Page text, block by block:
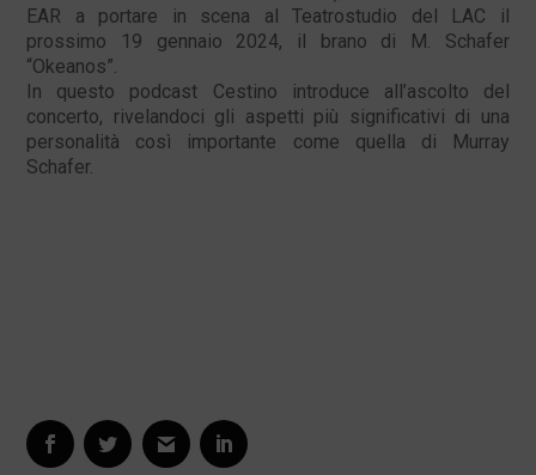
EAR a portare in scena al Teatrostudio del LAC il
prossimo 19 gennaio 2024, il brano di M. Schafer
“Okeanos”.
In questo podcast Cestino introduce all’ascolto del
concerto, rivelandoci gli aspetti più significativi di una
personalità così importante come quella di Murray
Schafer.